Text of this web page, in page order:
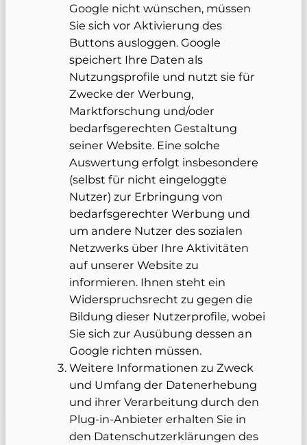
Google nicht wünschen, müssen
Sie sich vor Aktivierung des
Buttons ausloggen. Google
speichert Ihre Daten als
Nutzungsprofile und nutzt sie für
Zwecke der Werbung,
Marktforschung und/oder
bedarfsgerechten Gestaltung
seiner Website. Eine solche
Auswertung erfolgt insbesondere
(selbst für nicht eingeloggte
Nutzer) zur Erbringung von
bedarfsgerechter Werbung und
um andere Nutzer des sozialen
Netzwerks über Ihre Aktivitäten
auf unserer Website zu
informieren. Ihnen steht ein
Widerspruchsrecht zu gegen die
Bildung dieser Nutzerprofile, wobei
Sie sich zur Ausübung dessen an
Google richten müssen.
Weitere Informationen zu Zweck
und Umfang der Datenerhebung
und ihrer Verarbeitung durch den
Plug-in-Anbieter erhalten Sie in
den Datenschutzerklärungen des